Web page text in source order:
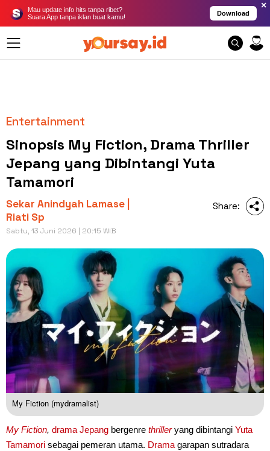
Mau update info hits tanpa ribet?
Suara App tanpa iklan buat kamu!
Download
×
Entertainment
Sinopsis My Fiction, Drama Thriller
Jepang yang Dibintangi Yuta
Tamamori
Sekar Anindyah Lamase |
Riati Sp
Sabtu, 13 Juni 2026 | 20:15 WIB
Share:
My Fiction (mydramalist)
My Fiction, drama Jepang bergenre thrilleryang dibintangi Yuta
Tamamori sebagai pemeran utama. Drama garapan sutradara